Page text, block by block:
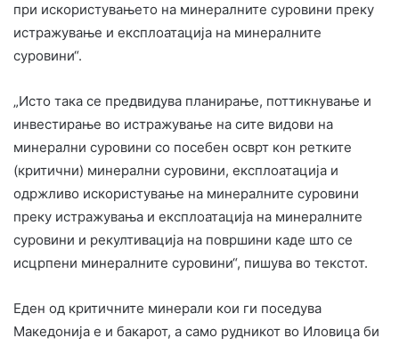
при искористувањето на минералните суровини преку
истражување и експлоатација на минералните
суровини“.
„Исто така се предвидува планирање, поттикнување и
инвестирање во истражување на сите видови на
минерални суровини со посебен осврт кон ретките
(критични) минерални суровини, експлоатација и
одржливо искористување на минералните суровини
преку истражувања и експлоатација на минералните
суровини и рекултивација на површини каде што се
исцрпени минералните суровини“, пишува во текстот.
Еден од критичните минерали кои ги поседува
Македонија е и бакарот, а само рудникот во Иловица би